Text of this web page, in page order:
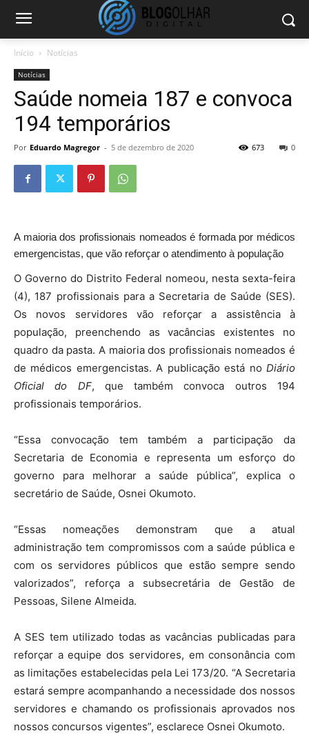
Início Notícias
Notícias
Saúde nomeia 187 e convoca
194 temporários
Por Eduardo Magregor - 5 de dezembro de 2020 0
673
A maioria dos profissionais nomeados é formada por médicos
emergencistas, que vão reforçar o atendimento à população
O Governo do Distrito Federal nomeou, nesta sexta-feira
(4), 187 profissionais para a Secretaria de Saúde (SES).
Os novos servidores vão reforçar a assistência à
população, preenchendo as vacâncias existentes no
quadro da pasta. A maioria dos profissionais nomeados é
de médicos emergencistas. A publicação está no Diário
Oficial do DF, que também convoca outros 194
profissionais temporários.
“Essa convocação tem também a participação da
Secretaria de Economia e representa um esforço do
governo para melhorar a saúde pública”, explica o
secretário de Saúde, Osnei Okumoto.
“Essas nomeações demonstram que a atual
administração tem compromissos com a saúde pública e
com os servidores públicos que estão sempre sendo
valorizados”, reforça a subsecretária de Gestão de
Pessoas, Silene Almeida.
A SES tem utilizado todas as vacâncias publicadas para
reforçar a equipe dos servidores, em consonância com
as limitações estabelecidas pela Lei 173/20. “A Secretaria
estará sempre acompanhando a necessidade dos nossos
servidores e chamando os profissionais aprovados nos
nossos concursos vigentes”, esclarece Osnei Okumoto.